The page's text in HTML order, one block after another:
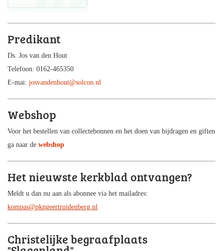
Predikant
Ds. Jos van den Hout
Telefoon: 0162-465350
E-mai: josvandenhout@solcon.nl
Webshop
Voor het bestellen van collectebonnen en het doen van bijdragen en giften
ga naar de webshop
Het nieuwste kerkblad ontvangen?
Meldt u dan nu aan als abonnee via het mailadres:
kompas@pkngeertruidenberg.nl
Christelijke begraafplaats